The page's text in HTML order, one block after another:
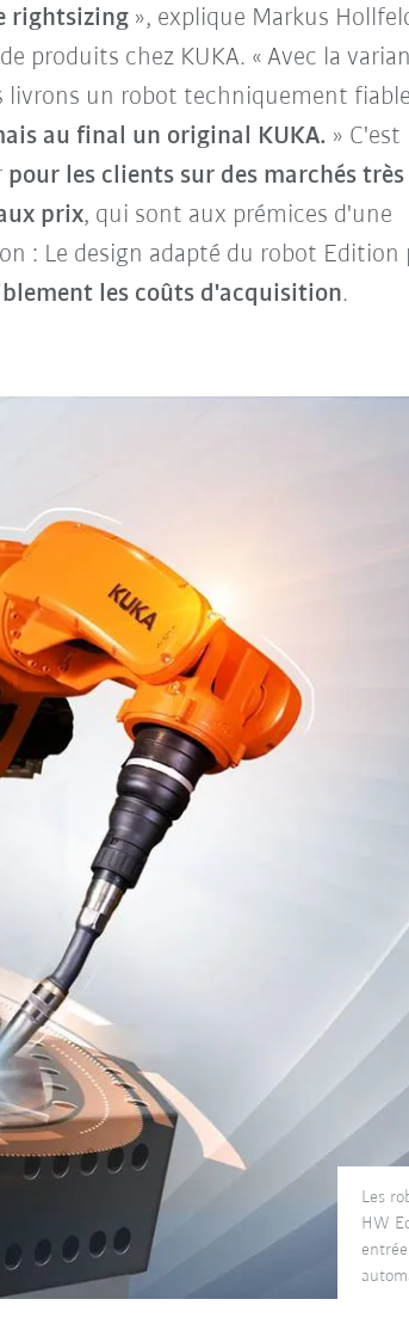
rightsizing», explique Markus
produits chez KUKA. « Avec la
livrons un robot techniquement
au final un original KUKA. »
pour les clients sur des marchés
prix, qui sont aux prémices d'une
: Le design adapté du robot Edition
les coûts d'acquisition.
Les
HW